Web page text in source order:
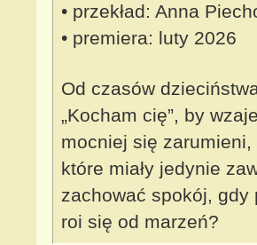
• przekład: Anna
• premiera: luty 2026
Od czasów
„Kocham cię”, by
mocniej się zarumieni,
które miały jedynie
zachować spokój, gdy
roi się od marzeń?